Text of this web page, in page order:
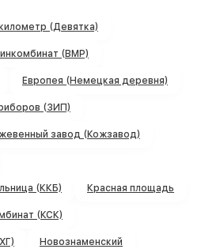
(Девятка)
(ВМР)
Европея (Немецкая деревня)
(ЗИП)
завод (Кожзавод)
(ККБ) Красная площадь
(КСК)
Новознаменский